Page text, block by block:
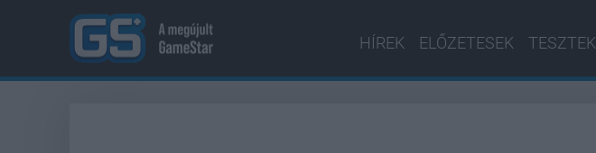
HÍREK ELŐZETESEK TESZTEK